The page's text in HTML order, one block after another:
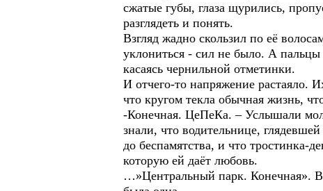
сжатые губы, глаза щурились,
разглядеть и понять.
Взгляд жадно скользил по её
уклониться - сил не было. А пальцы
касаясь чернильной отметинки.
И отчего-то напряжение растаяло.
что кругом текла обычная жизнь,
-Конечная. ЦеПеКа. – Услышали
знали, что водительнице,
до беспамятства, и что тростинка-
которую ей даёт любовь.
…»Центральный парк. Конечная».